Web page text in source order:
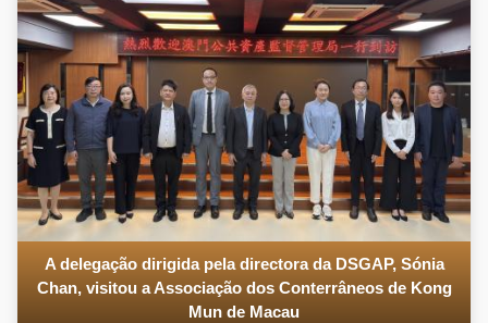
A delegação dirigida pela directora da DSGAP, Sónia
Chan, visitou a Associação dos Conterrâneos de Kong
Mun de Macau